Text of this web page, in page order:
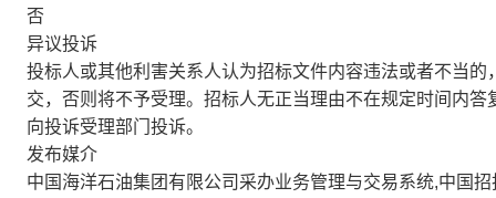
否
异议投诉
投标人或其他利害关系人认为招标文件内容违法或者不当
交，否则将不予受理。招标人无正当理由不在规定时间内
向投诉受理部门投诉。
发布媒介
中国海洋石油集团有限公司采办业务管理与交易系统,中国